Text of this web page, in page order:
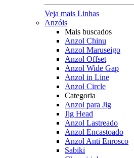
Veja mais Linhas
Anzóis
Mais buscados
Anzol Chinu
Anzol Maruseigo
Anzol Offset
Anzol Wide Gap
Anzol in Line
Anzol Circle
Categoria
Anzol para Jig
Jig Head
Anzol Lastreado
Anzol Encastoado
Anzol Anti Enrosco
Sabiki